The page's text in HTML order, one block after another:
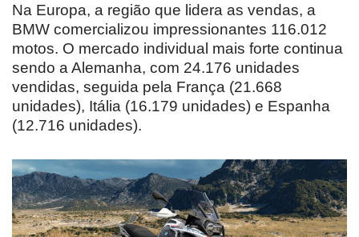
Na Europa, a região que lidera as vendas, a
BMW comercializou impressionantes 116.012
motos. O mercado individual mais forte continua
sendo a Alemanha, com 24.176 unidades
vendidas, seguida pela França (21.668
unidades), Itália (16.179 unidades) e Espanha
(12.716 unidades).